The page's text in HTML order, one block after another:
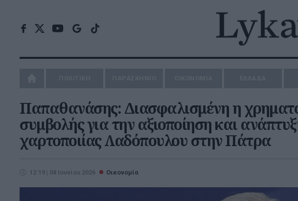
Παπαθανάσης: Διασφαλισμένη η
συμβολής για την αξιοποίηση και
χαρτοποιίας Λαδόπουλου στην Πάτρα
12:19 | 08 Ιουνίου 2026 Οικονομία